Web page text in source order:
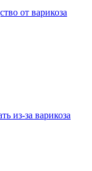
от варикоза
из-за варикоза